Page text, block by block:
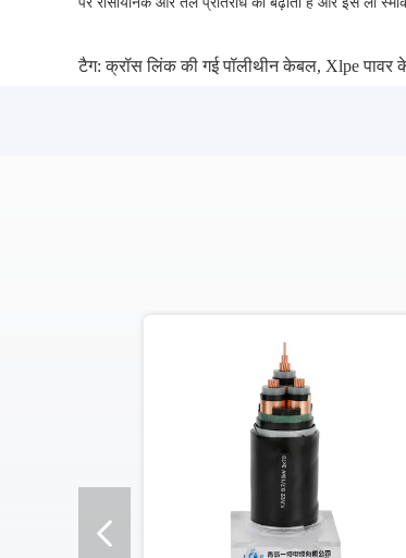
टैग:क्रॉस लिंक की गई पॉलीथीन केबल, Xlpe पावर